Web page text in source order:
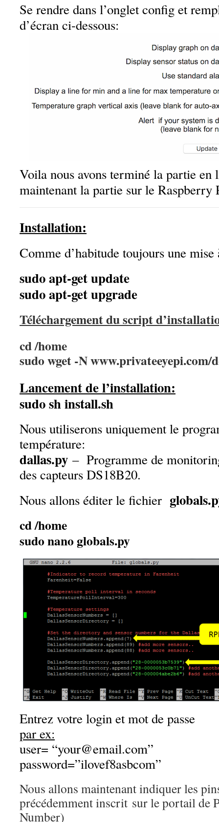
Se rendre dans l’onglet config et
d’écran ci-dessous:
Voila nous avons terminé la partie en
maintenant la partie sur le Raspberry
Installation:
Comme d’habitude toujours une
sudo apt-get update
sudo apt-get upgrade
Téléchargement du script
cd /home
sudo wget -N
Lancement de l’installation:
sudo sh install.sh
Nous utiliserons uniquement le
température:
dallas.py – Programme de
des capteurs DS18B20.
Nous allons éditer le fichier
cd /home
sudo nano globals.py
Entrez votre login et mot de passe
par ex:
user= “your@email.com”
password=”ilovef8asbcom”
Nous allons maintenant indiquer les
précédemment inscrit sur le portail de
Number)